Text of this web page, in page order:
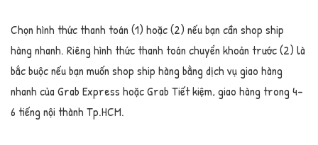
Chọn hình thức thanh toán (1) hoặc (2) nếu bạn cần shop ship
hàng nhanh. Riêng hình thức thanh toán chuyển khoản trước (2) là
bắc buộc nếu bạn muốn shop ship hàng bằng dịch vụ giao hàng
nhanh của Grab Express hoặc Grab Tiết kiệm, giao hàng trong 4-
6 tiếng nội thành Tp.HCM.